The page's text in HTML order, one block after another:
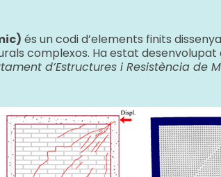
és un codi d’elements finits
complexos. Ha estat desenvolupat
d’Estructures i Resistència de